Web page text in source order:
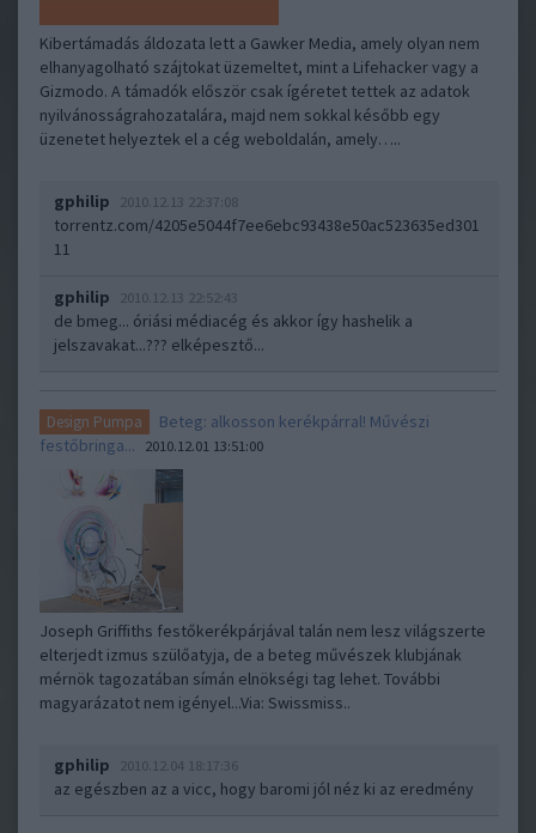
Kibertámadás áldozata lett a Gawker Media, amely olyan nem
elhanyagolható szájtokat üzemeltet, mint a Lifehacker vagy a
Gizmodo. A támadók először csak ígéretet tettek az adatok
nyilvánosságrahozatalára, majd nem sokkal később egy
üzenetet helyeztek el a cég weboldalán, amely…..
gphilip 2010.12.13 22:37:08
torrentz.com/4205e5044f7ee6ebc93438e50ac523635ed301
11
gphilip 2010.12.13 22:52:43
de bmeg... óriási médiacég és akkor így hashelik a
jelszavakat...??? elképesztő...
Design Pumpa
Beteg: alkosson kerékpárral! Művészi
festőbringa...
2010.12.01 13:51:00
Joseph Griffiths festőkerékpárjával talán nem lesz világszerte
elterjedt izmus szülőatyja, de a beteg művészek klubjának
mérnök tagozatában símán elnökségi tag lehet. További
magyarázatot nem igényel...Via: Swissmiss..
gphilip 2010.12.04 18:17:36
az egészben az a vicc, hogy baromi jól néz ki az eredmény